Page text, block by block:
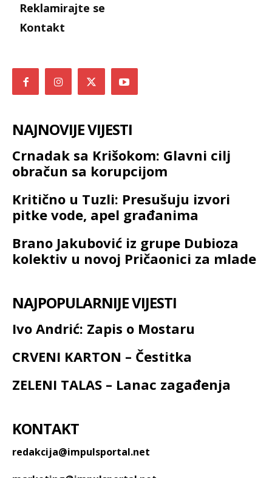
Reklamirajte se
Kontakt
NAJNOVIJE VIJESTI
Crnadak sa Krišokom: Glavni cilj
obračun sa korupcijom
Kritično u Tuzli: Presušuju izvori
pitke vode, apel građanima
Brano Jakubović iz grupe Dubioza
kolektiv u novoj Pričaonici za mlade
NAJPOPULARNIJE VIJESTI
Ivo Andrić: Zapis o Mostaru
CRVENI KARTON – Čestitka
ZELENI TALAS – Lanac zagađenja
KONTAKT
redakcija@impulsportal.net